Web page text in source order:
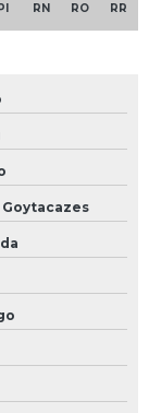
PI RN RO RR
Goytacazes